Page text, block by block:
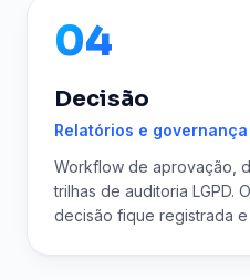
04
Decisão
Relatórios e governança
Workflow de aprovação,
trilhas de auditoria LGPD.
decisão fique registrada e